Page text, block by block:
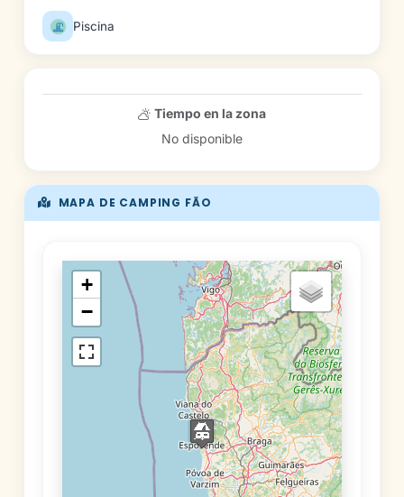
Piscina
MAPA DE CAMPING FÃO
+
−
Tiempo en la zona
No disponible